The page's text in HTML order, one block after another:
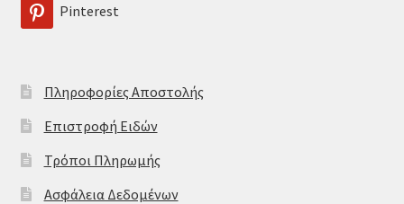
Pinterest
Πληροφορίες Αποστολής
Επιστροφή Ειδών
Τρόποι Πληρωμής
Ασφάλεια Δεδομένων